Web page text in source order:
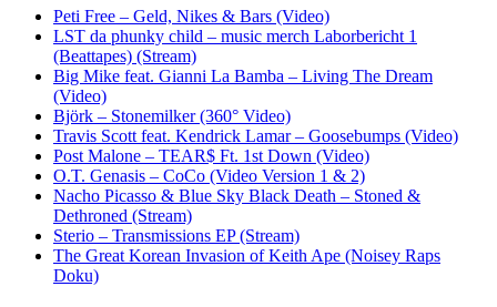
Peti Free – Geld, Nikes & Bars (Video)
LST da phunky child – music merch Laborbericht 1
(Beattapes) (Stream)
Big Mike feat. Gianni La Bamba – Living The Dream
(Video)
Björk – Stonemilker (360° Video)
Travis Scott feat. Kendrick Lamar – Goosebumps (Video)
Post Malone – TEAR$ Ft. 1st Down (Video)
O.T. Genasis – CoCo (Video Version 1 & 2)
Nacho Picasso & Blue Sky Black Death – Stoned &
Dethroned (Stream)
Sterio – Transmissions EP (Stream)
The Great Korean Invasion of Keith Ape (Noisey Raps
Doku)